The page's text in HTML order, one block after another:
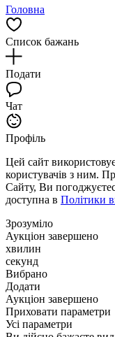
Головна
Список бажань
Подати
Чат
Профіль
Цей сайт
користувачів з ним.
Сайту, Ви
доступна в Політики
Зрозуміло
Аукціон завершено
хвилин
секунд
Вибрано
Додати
Аукціон завершено
Приховати параметри
Усі параметри